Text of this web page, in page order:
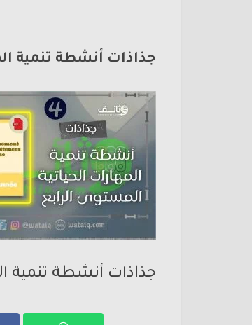
جذاذات أنشطة تنمية
جذاذات أنشطة تنمية